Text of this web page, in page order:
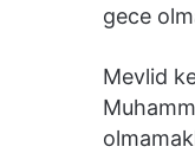
gece
Mevlid